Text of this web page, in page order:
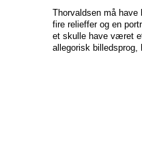
Thorvaldsen må
fire relieffer og en
et skulle have været
allegorisk billedsprog,